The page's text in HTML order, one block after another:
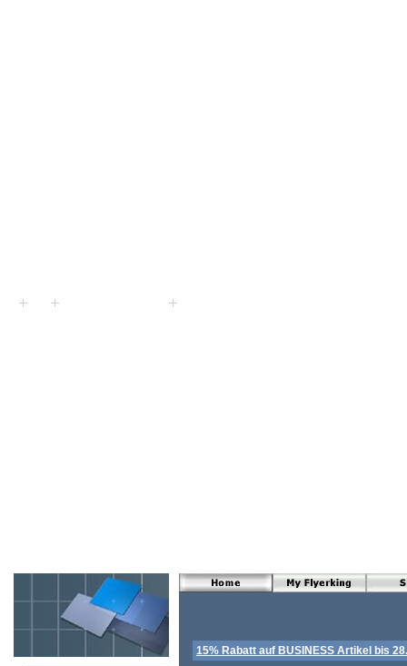
15% Rabatt auf BUSINESS Artikel bis